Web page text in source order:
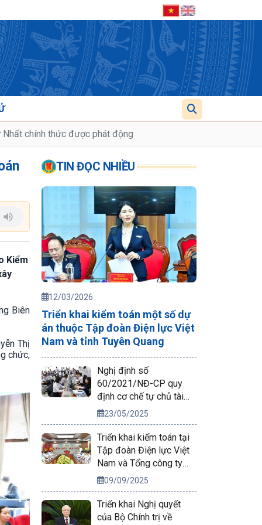
Nhất chính thức được phát động
Kiểm
Biên
Thị
chức,
TIN ĐỌC NHIỀU
12/03/2026
Triển khai kiểm toán một số dự
án thuộc Tập đoàn Điện lực Việt
Nam và tỉnh Tuyên Quang
Nghị định số
60/2021/NĐ-CP quy
định cơ chế tự chủ tài
chính của đơn vị sự
nghiệp công lập
23/05/2025
Triển khai kiểm toán tại
Tập đoàn Điện lực Việt
Nam và Tổng công ty
Phát điện 2
09/09/2025
Triển khai Nghị quyết
của Bộ Chính trị về